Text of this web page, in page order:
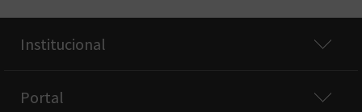
Institucional
Portal